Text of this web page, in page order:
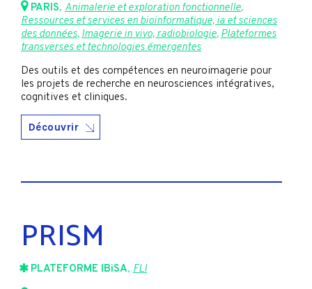
PARIS, Animalerie et exploration fonctionnelle,
Ressources et services en bioinformatique, ia et sciences
des données, Imagerie in vivo, radiobiologie, Plateformes
transverses et technologies émergentes
Des outils et des compétences en neuroimagerie pour
les projets de recherche en neurosciences intégratives,
cognitives et cliniques.
Découvrir
PRISM
PLATEFORME IBiSA, FLI